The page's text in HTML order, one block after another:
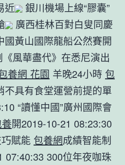
近
銀川機場上線“膠囊”
廣西桂林百對白叟同慶
國黃山國際龍船公然賽開
風華盡代》在悉尼演出
養網 花園 羊晚24小時 包
不具有食堂運營前提的單
“讀懂中國”廣州國際會
開2019-10-21 08:23:30
賦能 包養網成績智能制
07:40:33 300位年夜咖珠